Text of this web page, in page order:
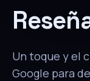
Un toque y el
Google para